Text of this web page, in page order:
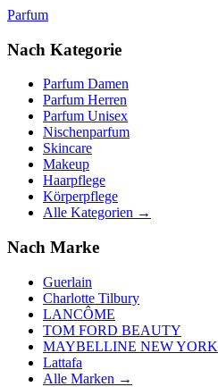
Parfum
Nach Kategorie
Parfum Damen
Parfum Herren
Parfum Unisex
Nischenparfum
Skincare
Makeup
Haarpflege
Körperpflege
Alle Kategorien →
Nach Marke
Guerlain
Charlotte Tilbury
LANCÔME
TOM FORD BEAUTY
MAYBELLINE NEW YORK
Lattafa
Alle Marken →